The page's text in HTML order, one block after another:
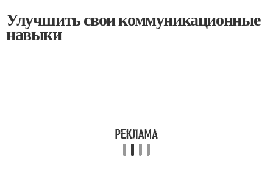
Улучшить свои коммуникационные
навыки